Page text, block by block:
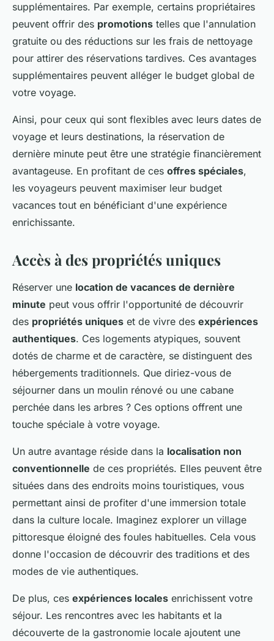
supplémentaires. Par exemple, certains propriétaires
peuvent offrir des promotions telles que l'annulation
gratuite ou des réductions sur les frais de nettoyage
pour attirer des réservations tardives. Ces avantages
supplémentaires peuvent alléger le budget global de
votre voyage.
Ainsi, pour ceux qui sont flexibles avec leurs dates de
voyage et leurs destinations, la réservation de
dernière minute peut être une stratégie financièrement
avantageuse. En profitant de ces offres spéciales,
les voyageurs peuvent maximiser leur budget
vacances tout en bénéficiant d'une expérience
enrichissante.
Accès à des propriétés uniques
Réserver une location de vacances de dernière
minute peut vous offrir l'opportunité de découvrir
des propriétés uniques et de vivre des expériences
authentiques. Ces logements atypiques, souvent
dotés de charme et de caractère, se distinguent des
hébergements traditionnels. Que diriez-vous de
séjourner dans un moulin rénové ou une cabane
perchée dans les arbres ? Ces options offrent une
touche spéciale à votre voyage.
Un autre avantage réside dans la localisation non
conventionnelle de ces propriétés. Elles peuvent être
situées dans des endroits moins touristiques, vous
permettant ainsi de profiter d'une immersion totale
dans la culture locale. Imaginez explorer un village
pittoresque éloigné des foules habituelles. Cela vous
donne l'occasion de découvrir des traditions et des
modes de vie authentiques.
De plus, ces expériences locales enrichissent votre
séjour. Les rencontres avec les habitants et la
découverte de la gastronomie locale ajoutent une